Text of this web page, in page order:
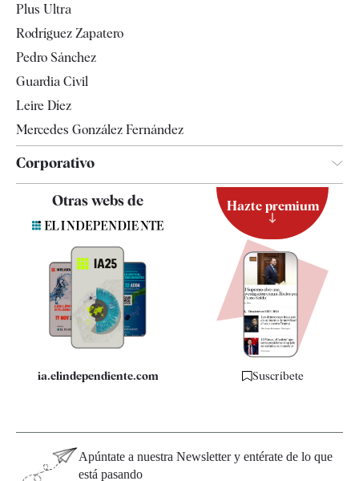
Televisión
Plus Ultra
Rodríguez Zapatero
Pedro Sánchez
Guardia Civil
Leire Díez
Mercedes González Fernández
Corporativo
Contacto
Quiénes somos
Especificaciones
Otras webs de
ia.elindependiente.com
Hazte premium
Suscríbete
Apúntate a nuestra Newsletter y entérate de lo que
está pasando